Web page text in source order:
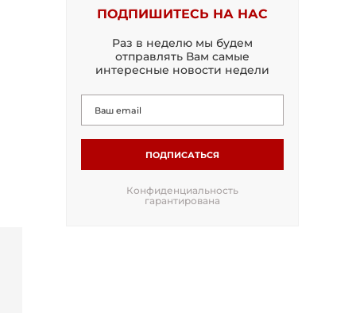
ПОДПИШИТЕСЬ НА НАС
Раз в неделю мы будем
отправлять Вам самые
интересные новости недели
ПОДПИСАТЬСЯ
Конфиденциальность
гарантирована